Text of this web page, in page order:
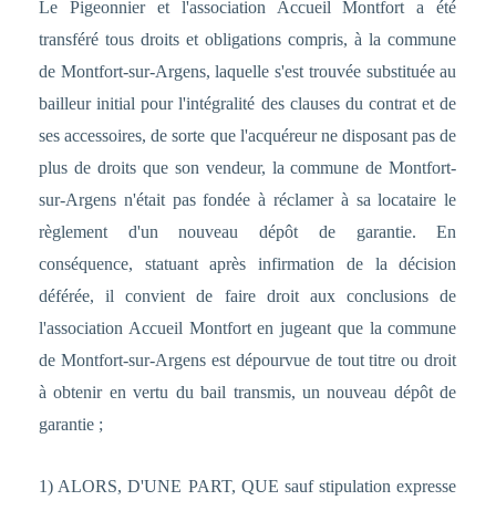
Le Pigeonnier et l'association Accueil Montfort a été
transféré tous droits et obligations compris, à la commune
de Montfort-sur-Argens, laquelle s'est trouvée substituée au
bailleur initial pour l'intégralité des clauses du contrat et de
ses accessoires, de sorte que l'acquéreur ne disposant pas de
plus de droits que son vendeur, la commune de Montfort-
sur-Argens n'était pas fondée à réclamer à sa locataire le
règlement d'un nouveau dépôt de garantie. En
conséquence, statuant après infirmation de la décision
déférée, il convient de faire droit aux conclusions de
l'association Accueil Montfort en jugeant que la commune
de Montfort-sur-Argens est dépourvue de tout titre ou droit
à obtenir en vertu du bail transmis, un nouveau dépôt de
garantie ;
1) ALORS, D'UNE PART, QUE sauf stipulation expresse